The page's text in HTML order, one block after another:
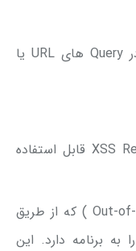
پارامتر‌ها و سایر داده‌هایی که در Query ‌های URL یا
هدر‌های HTTP که در XSS Reflected قابل استفاده
هر مسیر خارج از برنامه ( Out-of-band ) که از طریق
به برنامه دارد. این